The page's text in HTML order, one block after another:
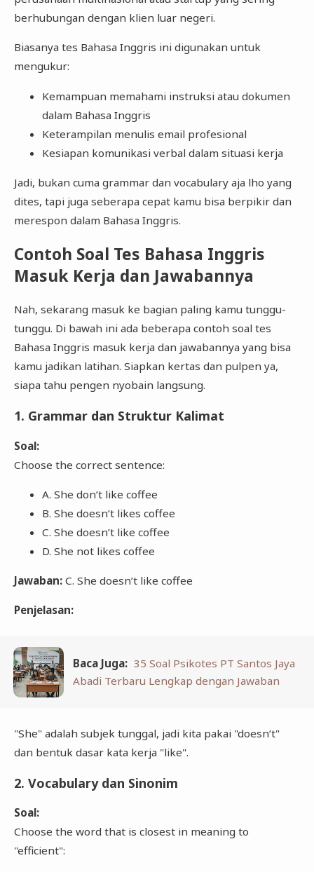
berhubungan dengan klien luar negeri.
Biasanya tes Bahasa Inggris ini digunakan untuk
mengukur:
Kemampuan memahami instruksi atau dokumen
dalam Bahasa Inggris
Keterampilan menulis email profesional
Kesiapan komunikasi verbal dalam situasi kerja
Jadi, bukan cuma grammar dan vocabulary aja lho yang
dites, tapi juga seberapa cepat kamu bisa berpikir dan
merespon dalam Bahasa Inggris.
Contoh Soal Tes Bahasa Inggris
Masuk Kerja dan Jawabannya
Nah, sekarang masuk ke bagian paling kamu tunggu-
tunggu. Di bawah ini ada beberapa contoh soal tes
Bahasa Inggris masuk kerja dan jawabannya yang bisa
kamu jadikan latihan. Siapkan kertas dan pulpen ya,
siapa tahu pengen nyobain langsung.
1. Grammar dan Struktur Kalimat
Soal:
Choose the correct sentence:
A. She don’t like coffee
B. She doesn’t likes coffee
C. She doesn’t like coffee
D. She not likes coffee
Jawaban:C. She doesn’t like coffee
Penjelasan:
Baca Juga: 35 Soal Psikotes PT Santos Jaya
Abadi Terbaru Lengkap dengan Jawaban
"She" adalah subjek tunggal, jadi kita pakai "doesn’t"
dan bentuk dasar kata kerja "like".
2. Vocabulary dan Sinonim
Soal:
Choose the word that is closest in meaning to
"efficient":